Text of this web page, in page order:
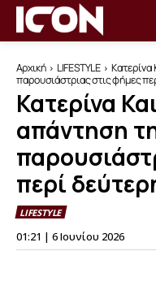
Αρχική LIFESTYLE
Κατερίνα
παρουσιάστριας στις φήμες
Κατερίνα
απάντηση
περί
LIFESTYLE
01:21 | 6 Ιουνίου 2026